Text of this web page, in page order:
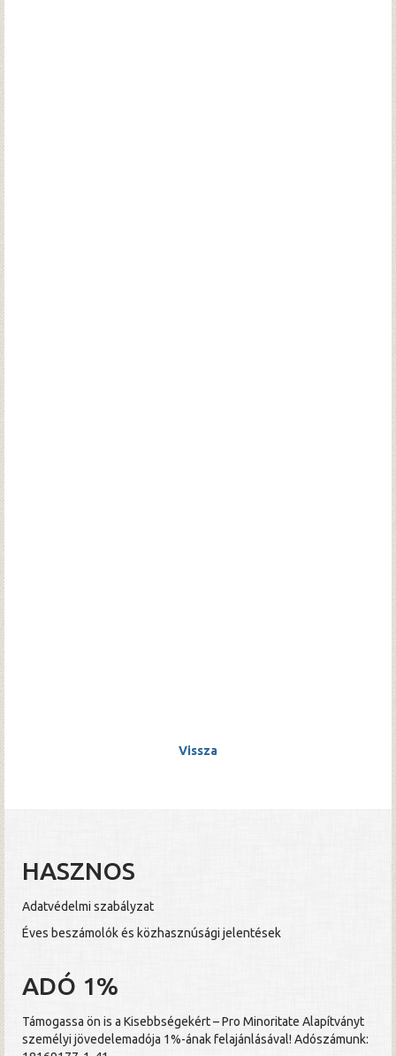
Vissza
HASZNOS
Adatvédelmi szabályzat
Éves beszámolók és közhasznúsági jelentések
ADÓ 1%
Támogassa ön is a Kisebbségekért – Pro Minoritate Alapítványt
személyi jövedelemadója 1%-ának felajánlásával! Adószámunk: